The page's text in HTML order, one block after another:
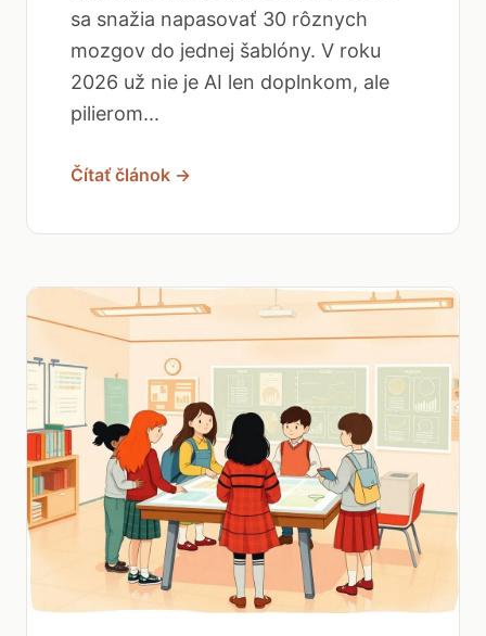
sa snažia napasovať 30 rôznych
mozgov do jednej šablóny. V roku
2026 už nie je AI len doplnkom, ale
pilierom...
Čítať článok →